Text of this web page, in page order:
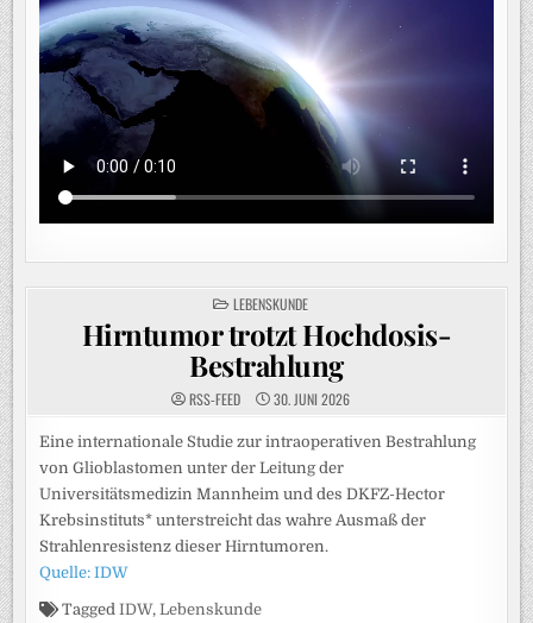
POSTED
IN
LEBENSKUNDE
Hirntumor trotzt Hochdosis-
Bestrahlung
RSS-FEED 30. JUNI 2026
Eine internationale Studie zur intraoperativen Bestrahlung
von Glioblastomen unter der Leitung der
Universitätsmedizin Mannheim und des DKFZ-Hector
Krebsinstituts* unterstreicht das wahre Ausmaß der
Strahlenresistenz dieser Hirntumoren.
Quelle: IDW
TaggedIDW,Lebenskunde